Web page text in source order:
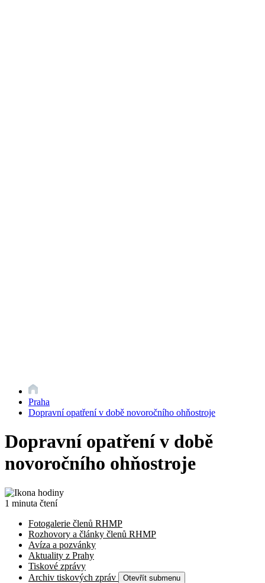
Praha
Dopravní opatření v době novoročního ohňostroje
Dopravní opatření v době
novoročního ohňostroje
1 minuta čtení
Fotogalerie členů RHMP
Rozhovory a články členů RHMP
Avíza a pozvánky
Aktuality z Prahy
Tiskové zprávy
Archiv tiskových zpráv
Otevřít submenu